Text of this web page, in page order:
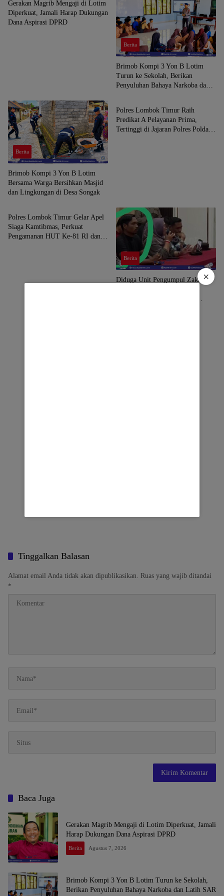
Gerakan Magrib Mengaji di Lotim
Diperkuat, Jamali Harap Dukungan
Dana Aspirasi DPRD
Berita
Brimob Kompi 3 Yon B Lotim
Turun ke Sekolah, Berikan
Penyuluhan Bahaya Narkoba dan
Berita
Brimob Kompi 3 Yon B Lotim
Bersama Warga Bersihkan Masjid
dan Lingkungan di Desa Songak
Berita
Polres Lombok Timur Raih
Predikat A Pelayanan Prima,
Tertinggi di Jajaran Polres Polda
Berita
Polres Lombok Timur Gelar Apel
Siaga Kamtibmas, Perkuat
Pengamanan HUT Ke-81 RI dan
Berita
Diduga Unit Pengumpul Zakat
Tinggalkan Balasan
Alamat email Anda tidak akan dipublikasikan. Ruas yang wajib ditandai
*
Baca Juga
Gerakan Magrib Mengaji di Lotim Diperkuat, Jamali
Harap Dukungan Dana Aspirasi DPRD
Berita Agustus 7, 2026
Brimob Kompi 3 Yon B Lotim Turun ke Sekolah,
Berikan Penyuluhan Bahaya Narkoba dan Latih SAR
×